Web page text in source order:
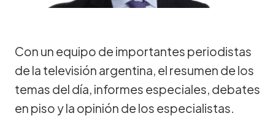
Con un equipo de importantes periodistas
de la televisión argentina, el resumen de los
temas del día, informes especiales, debates
en piso y la opinión de los especialistas.